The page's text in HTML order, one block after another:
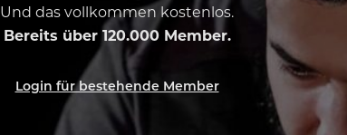
Und das vollkommen kostenlos.
Bereits über 120.000 Member.
Login für bestehende Member